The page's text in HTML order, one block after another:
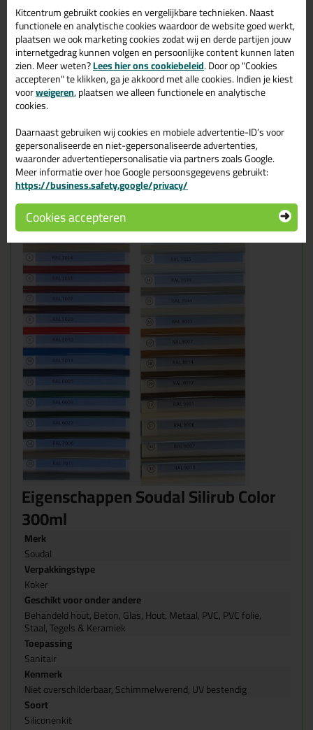
Er wordt aangeraden om de hechtvlakken altijd stof- en vetvrij te
maken. Reinigen van de ondergronden kan met deSoudal Surface
Cleaner. Wil je nou nog meer informatie? Bekijk dan de
productspecificaties.
Twijfel je over de kleur? Dan is een kleurenkaart super handig!
Eigenschappen Soudal Silirub Color
300ml
Merk
Soudal
Verpakkingstype
Koker
Geschikt voor onder andere
Behandeld hout, Beton, Glas, Hout, Metaal, PVC, PVC folie,
Staal, Tegels & Keramiek
Toepassing
Sanitair
Kenmerk
Niet overschilderbaar, Schimmelwerend, UV bestendig
Soort
Siliconenkit
Kitcentrum gebruikt cookies en vergelijkbare technieken. Naast
functionele en analytische cookies waardoor de website goed werkt,
plaatsen we ook marketing cookies zodat wij en derde partijen jouw
internetgedrag kunnen volgen en persoonlijke content kunnen laten
zien. Meer weten?Lees hier ons cookiebeleid. Door op "Cookies
accepteren" te klikken, ga je akkoord met alle cookies. Indien je kiest
voorweigeren, plaatsen we alleen functionele en analytische
cookies.
Daarnaast gebruiken wij cookies en mobiele advertentie-ID’s voor
gepersonaliseerde en niet-gepersonaliseerde advertenties,
waaronder advertentiepersonalisatie via partners zoals Google.
Meer informatie over hoe Google persoonsgegevens gebruikt:
https://business.safety.google/privacy/
Cookies accepteren